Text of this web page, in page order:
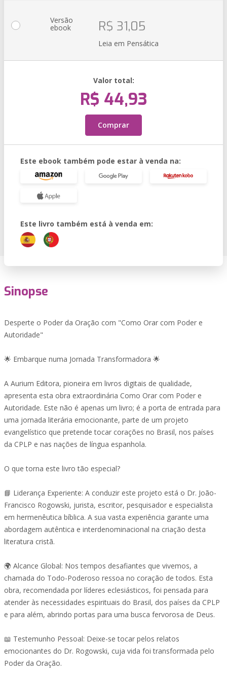
Versão
ebook R$ 31,05
Leia em Pensática
Valor total:
R$ 44,93
Comprar
Este ebook também pode estar à venda na:
Este livro também está à venda em:
Sinopse
Desperte o Poder da Oração com "Como Orar com Poder e
Autoridade"
🌟 Embarque numa Jornada Transformadora 🌟
A Aurium Editora, pioneira em livros digitais de qualidade,
apresenta esta obra extraordinária Como Orar com Poder e
Autoridade. Este não é apenas um livro; é a porta de entrada para
uma jornada literária emocionante, parte de um projeto
evangelístico que pretende tocar corações no Brasil, nos países
da CPLP e nas nações de língua espanhola.
O que torna este livro tão especial?
📘 Liderança Experiente: A conduzir este projeto está o Dr. João-
Francisco Rogowski, jurista, escritor, pesquisador e especialista
em hermenêutica bíblica. A sua vasta experiência garante uma
abordagem autêntica e interdenominacional na criação desta
literatura cristã.
🌍 Alcance Global: Nos tempos desafiantes que vivemos, a
chamada do Todo-Poderoso ressoa no coração de todos. Esta
obra, recomendada por líderes eclesiásticos, foi pensada para
atender às necessidades espirituais do Brasil, dos países da CPLP
e para além, abrindo portas para uma busca fervorosa de Deus.
📖 Testemunho Pessoal: Deixe-se tocar pelos relatos
emocionantes do Dr. Rogowski, cuja vida foi transformada pelo
Poder da Oração.